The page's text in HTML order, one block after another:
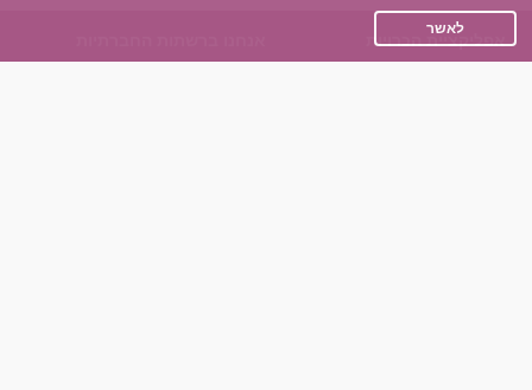
אפליקציית הכרויות
לאשר